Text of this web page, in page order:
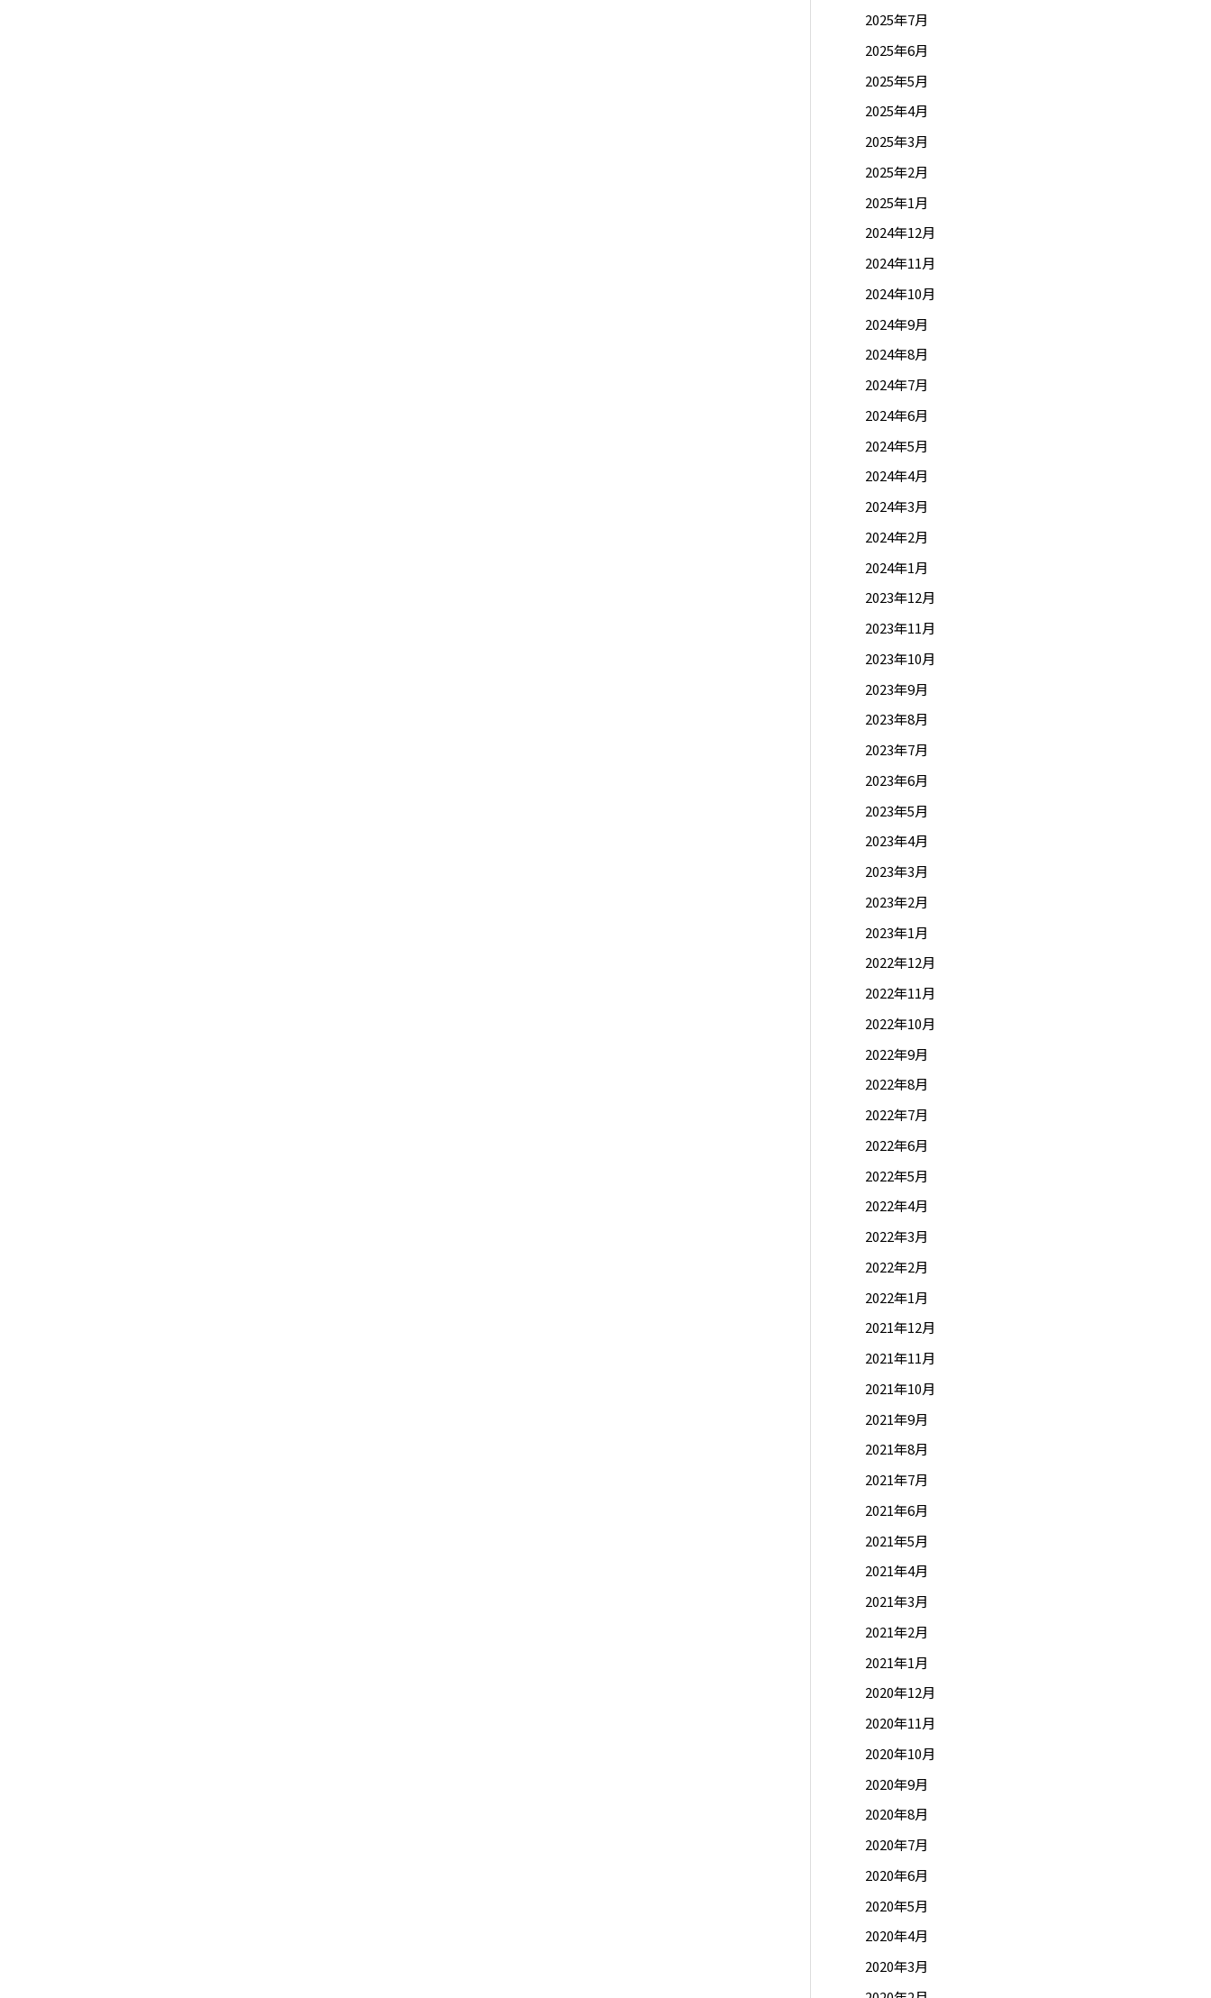
2025年7月
2025年6月
2025年5月
2025年4月
2025年3月
2025年2月
2025年1月
2024年12月
2024年11月
2024年10月
2024年9月
2024年8月
2024年7月
2024年6月
2024年5月
2024年4月
2024年3月
2024年2月
2024年1月
2023年12月
2023年11月
2023年10月
2023年9月
2023年8月
2023年7月
2023年6月
2023年5月
2023年4月
2023年3月
2023年2月
2023年1月
2022年12月
2022年11月
2022年10月
2022年9月
2022年8月
2022年7月
2022年6月
2022年5月
2022年4月
2022年3月
2022年2月
2022年1月
2021年12月
2021年11月
2021年10月
2021年9月
2021年8月
2021年7月
2021年6月
2021年5月
2021年4月
2021年3月
2021年2月
2021年1月
2020年12月
2020年11月
2020年10月
2020年9月
2020年8月
2020年7月
2020年6月
2020年5月
2020年4月
2020年3月